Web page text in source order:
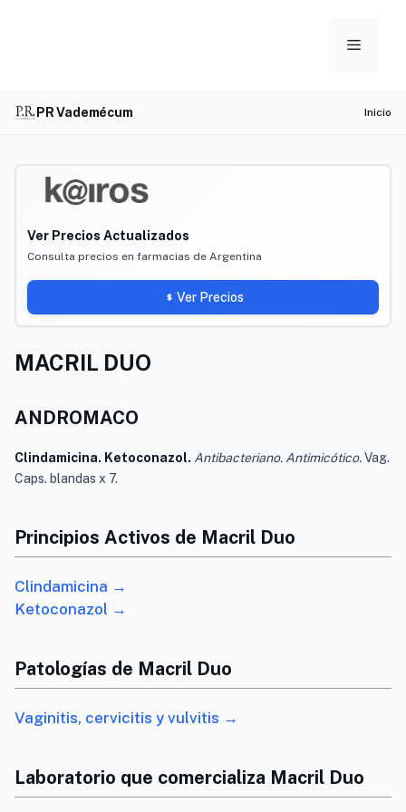
Menu
PR Vademécum Inicio
Ver Precios Actualizados
Consulta precios en farmacias de Argentina
Ver Precios
MACRIL DUO
ANDROMACO
Clindamicina. Ketoconazol. Antibacteriano. Antimicótico.Vag.
Caps. blandas x 7.
Principios Activos de Macril Duo
Clindamicina →
Ketoconazol →
Patologías de Macril Duo
Vaginitis, cervicitis y vulvitis →
Laboratorio que comercializa Macril Duo